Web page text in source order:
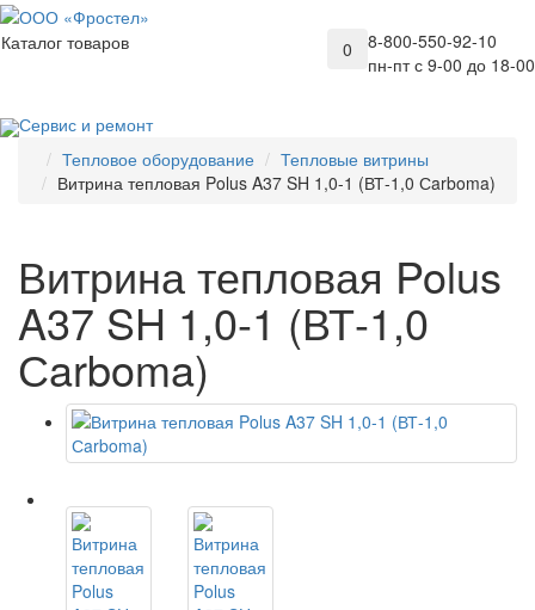
8-800-550-92-10
пн-пт с 9-00 до 18-00
0
Каталог товаров
Сервис и ремонт
Тепловое оборудование
Тепловые витрины
Витрина тепловая Polus A37 SH 1,0-1 (ВТ-1,0 Сarboma)
Витрина тепловая Polus
A37 SH 1,0-1 (ВТ-1,0
Сarboma)